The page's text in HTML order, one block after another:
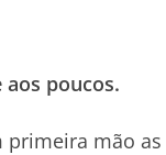
aos poucos.
primeira mão as